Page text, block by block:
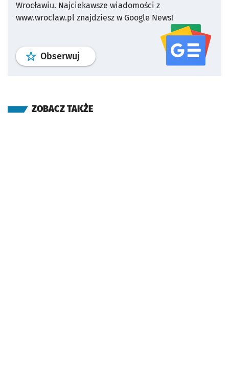
Wrocławiu. Najciekawsze wiadomości z
www.wroclaw.pl znajdziesz w Google News!
Obserwuj profil serwisu
ZOBACZ TAKŻE